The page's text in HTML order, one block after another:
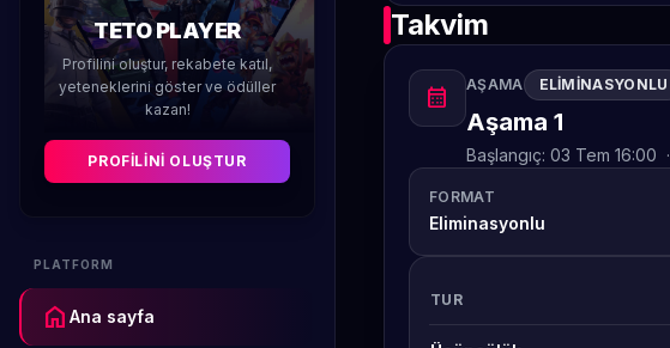
TETO PLAYER
Profilini oluştur, rekabete katıl,
yeteneklerini göster ve ödüller
kazan!
PROFILINI OLUŞTUR
PLATFORM
home Ana sayfa
Hafta 3
Düzenleyen TETOUNI
Takvim
calendar_month AŞAMA ELIMINASYONLU
Aşama 1
Başlangıç: 03 Tem 16:00 ·
FORMAT
Eliminasyonlu
TUR